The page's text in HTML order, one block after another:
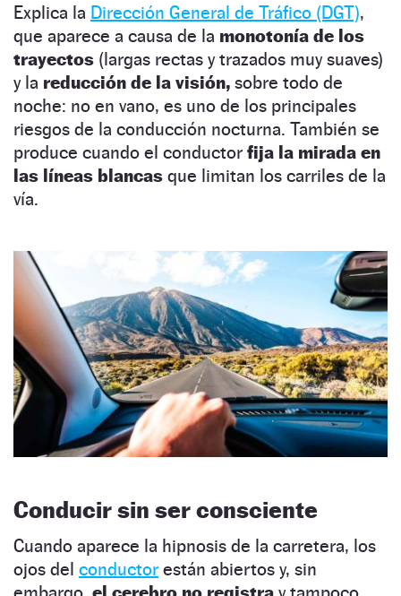
Explica la Dirección General de Tráfico (DGT),
que aparece a causa de la monotonía de los
trayectos (largas rectas y trazados muy suaves)
y la reducción de la visión, sobre todo de
noche: no en vano, es uno de los principales
riesgos de la conducción nocturna. También se
produce cuando el conductor fija la mirada en
las líneas blancas que limitan los carriles de la
vía.
Conducir sin ser consciente
Cuando aparece la hipnosis de la carretera, los
ojos del conductor están abiertos y, sin